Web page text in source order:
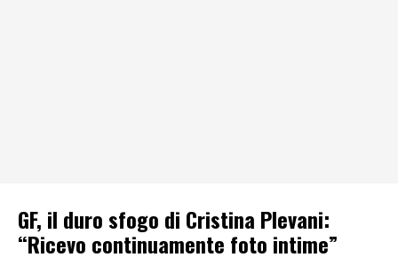
GF, il duro sfogo di Cristina Plevani:
“Ricevo continuamente foto intime”